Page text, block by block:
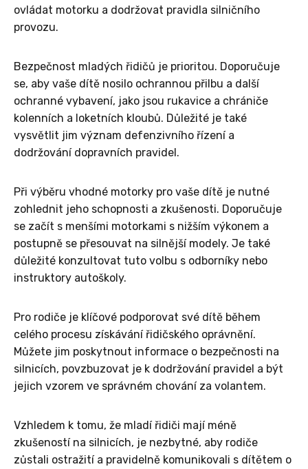
ovládat motorku a dodržovat pravidla silničního
provozu.
Bezpečnost mladých řidičů je prioritou. Doporučuje
se, aby vaše dítě nosilo ochrannou přilbu a další
ochranné vybavení, jako jsou rukavice a chrániče
kolenních a loketních kloubů. Důležité je také
vysvětlit jim význam defenzivního řízení a
dodržování dopravních pravidel.
Při výběru vhodné motorky pro vaše dítě je nutné
zohlednit jeho schopnosti a zkušenosti. Doporučuje
se začít s menšími motorkami s nižším výkonem a
postupně se přesouvat na silnější modely. Je také
důležité konzultovat tuto volbu s odborníky nebo
instruktory autoškoly.
Pro rodiče je klíčové podporovat své dítě během
celého procesu získávání řidičského oprávnění.
Můžete jim poskytnout informace o bezpečnosti na
silnicích, povzbuzovat je k dodržování pravidel a být
jejich vzorem ve správném chování za volantem.
Vzhledem k tomu, že mladí řidiči mají méně
zkušeností na silnicích, je nezbytné, aby rodiče
zůstali ostražití a pravidelně komunikovali s dítětem o